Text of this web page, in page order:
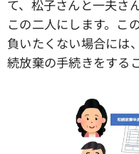
て、松子さんと一夫さ
この二人にします。こ
負いたくない場合には
続放棄の手続きをする